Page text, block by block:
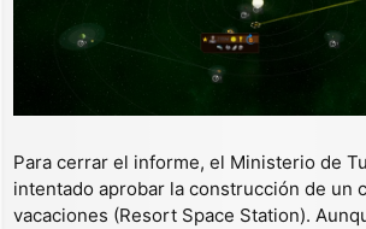
Para cerrar el informe, el Ministerio de
intentado aprobar la construcción de un
vacaciones (Resort Space Station).